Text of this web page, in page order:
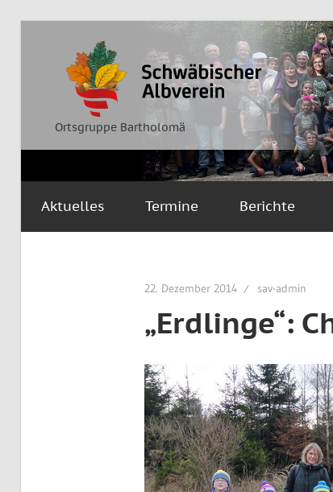
springen
Ortsgruppe Bartholomä
Schwäbischer
Albverein
Ortsgruppe
Bartholomä
Aktuelles Termine Berichte
22. Dezember 2014 sav-admin
„Erdlinge“: